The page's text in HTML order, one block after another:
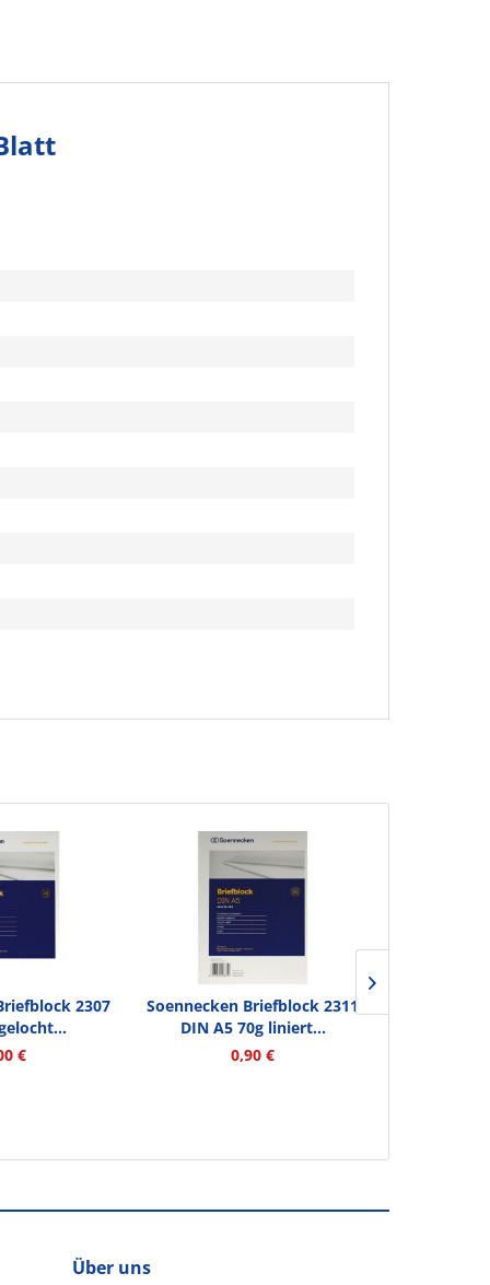
2307
€
Soennecken Briefblock 2311
DIN A5 70g liniert...
0,90 €
Über uns